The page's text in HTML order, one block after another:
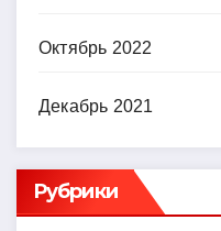
Октябрь 2022
Декабрь 2021
Рубрики